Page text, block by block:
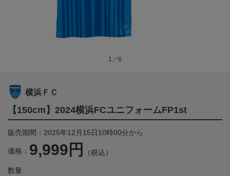
1／6
横浜ＦＣ
【150cm】2024横浜FCユニフォームFP1st
販売期間：2025年12月15日10時00分から
価格： 9,999円 （税込）
数量